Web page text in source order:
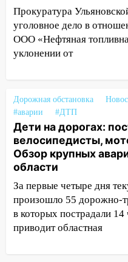
12:17 Ульяновск
после ливня
воду
12:01
Пьяная
шестилетнего
Федерации:
11:16 В
мужчину,
10:30 От
хаски: куда
области 8–9 августа
Прокуратура
уголовное дело в
ООО «Нефтяная
уклонении от
Дорожная обстановка
#аварии
#ДТП
Дети на дорогах:
велосипедисты,
Обзор крупных
области
За первые четыре дня
произошло 55 дорожно-
в которых пострадали
приводит областная